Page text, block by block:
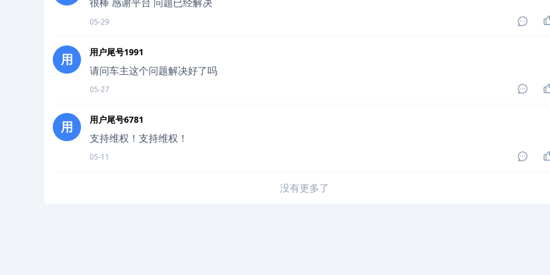
05-29
用 用户尾号1991
请问车主这个问题解决好了吗
05-27
用 用户尾号6781
支持维权！支持维权！
05-11
没有更多了